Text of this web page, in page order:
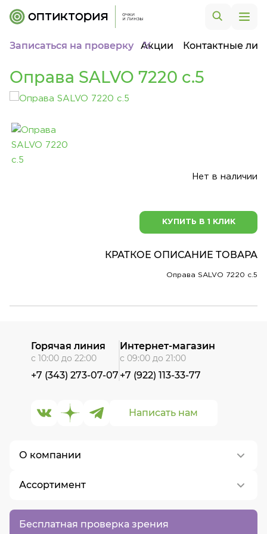
Записаться на проверку Акции Контактные
Оправа SALVO 7220 c.5
Нет в наличии
КУПИТЬ В 1 КЛИК
КРАТКОЕ ОПИСАНИЕ ТОВАРА
Оправа SALVO 7220 c.5
Бесплатная проверка зрения
О компании
О нас
Контакты
Вакансии
Ассортимент
Написать нам
Горячая линия
с 10:00 до 22:00
+7 (343) 273-07-07
Интернет-магазин
с 09:00 до 21:00
+7 (922) 113-33-77